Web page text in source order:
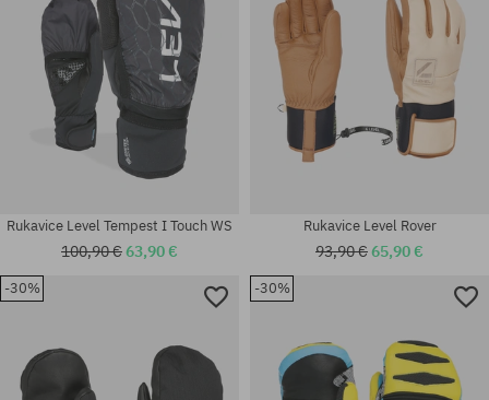
Rukavice Level Tempest I Touch WS
100,90 €63,90 €
Rukavice Level Rover
93,90 €65,90 €
-30% -30%